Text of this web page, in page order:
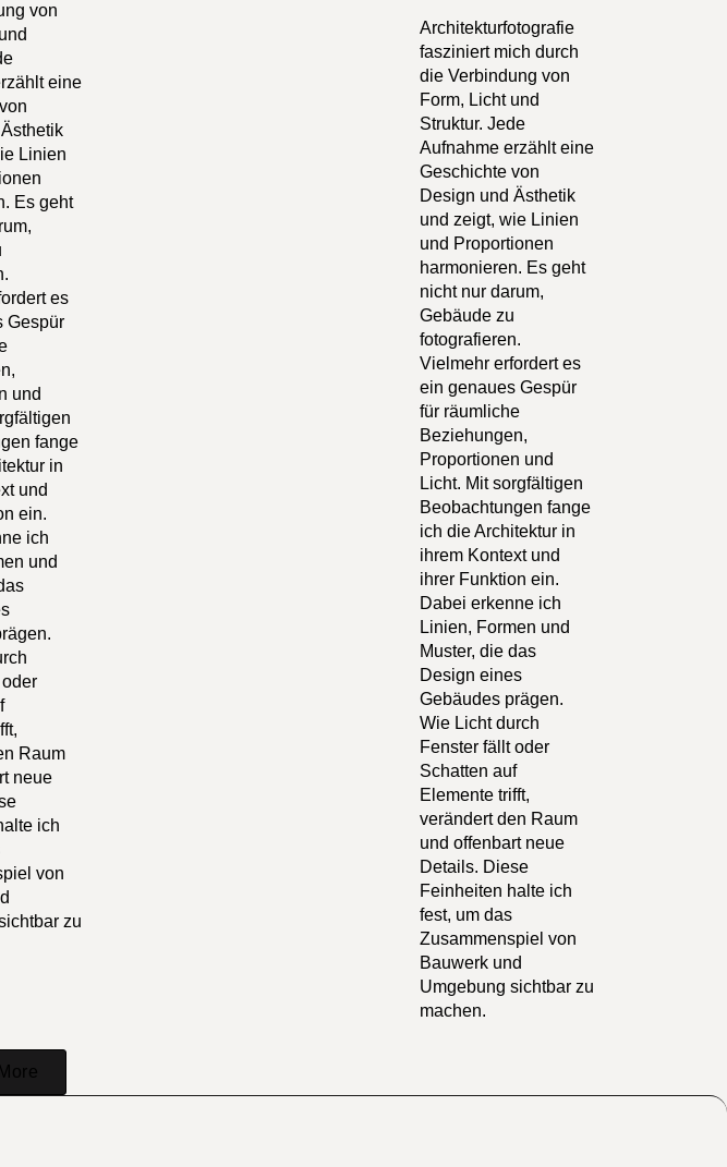
von
eine
Linien
Es geht
es
Gespür
und
fange
in
und
ein.
ich
und
Raum
neue
ich
von
zu
Architekturfotografie
fasziniert mich durch
die Verbindung von
Form, Licht und
Struktur. Jede
Aufnahme erzählt eine
Geschichte von
Design und Ästhetik
und zeigt, wie Linien
und Proportionen
harmonieren. Es geht
nicht nur darum,
Gebäude zu
fotografieren.
Vielmehr erfordert es
ein genaues Gespür
für räumliche
Beziehungen,
Proportionen und
Licht. Mit sorgfältigen
Beobachtungen fange
ich die Architektur in
ihrem Kontext und
ihrer Funktion ein.
Dabei erkenne ich
Linien, Formen und
Muster, die das
Design eines
Gebäudes prägen.
Wie Licht durch
Fenster fällt oder
Schatten auf
Elemente trifft,
verändert den Raum
und offenbart neue
Details. Diese
Feinheiten halte ich
fest, um das
Zusammenspiel von
Bauwerk und
Umgebung sichtbar zu
machen.